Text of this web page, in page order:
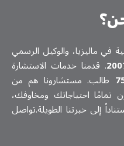
في ماليزيا، والوكيل الرسمي
. قدمنا خدمات الاستشارة
طالب. مستشارونا هم من
تمامًا احتياجاتك ومخاوفك،
إلى خبرتنا الطويلة.تواصل